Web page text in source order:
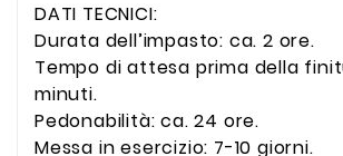
DATI TECNICI:
Durata dell’impasto: ca. 2 ore.
Tempo di attesa prima della
minuti.
Pedonabilità: ca. 24 ore.
Messa in esercizio: 7-10 giorni.